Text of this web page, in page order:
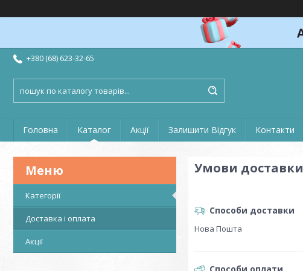
+380 (68) 623-32-65
Головна Каталог Акції Залишити Відгук Контакти
Категорії
Доставка і оплата
Акції
Умови
Способи доставки
Нова Пошта
Способи оплати